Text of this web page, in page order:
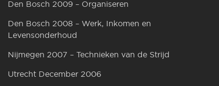
Den Bosch 2009 – Organiseren
Den Bosch 2008 – Werk, Inkomen en
Levensonderhoud
Nijmegen 2007 – Technieken van de Strijd
Utrecht December 2006